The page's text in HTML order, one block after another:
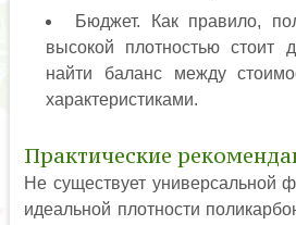
Бюджет. Как правило,
высокой плотностью стоит
найти баланс между
характеристиками.
Практические
Не существует универсальной
идеальной плотности